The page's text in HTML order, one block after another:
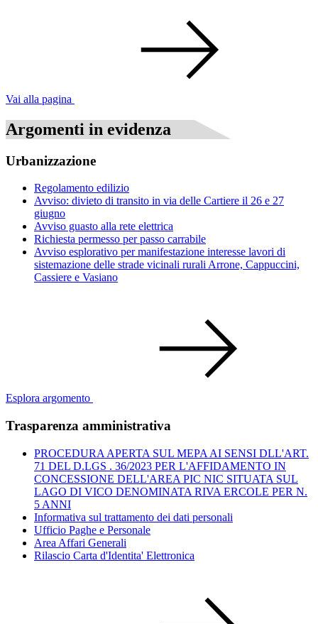
Vai alla pagina
Argomenti in evidenza
Urbanizzazione
Regolamento edilizio
Avviso: divieto di transito in via delle Cartiere il 26 e 27
giugno
Avviso guasto alla rete elettrica
Richiesta permesso per passo carrabile
Avviso esplorativo per manifestazione interesse lavori di
sistemazione delle strade vicinali rurali Arrone, Cappuccini,
Cassiere e Vasiano
Esplora argomento
Trasparenza amministrativa
PROCEDURA APERTA SUL MEPA AI SENSI DLL'ART.
71 DEL D.LGS . 36/2023 PER L'AFFIDAMENTO IN
CONCESSIONE DELL'AREA PIC NIC SITUATA SUL
LAGO DI VICO DENOMINATA RIVA ERCOLE PER N.
5 ANNI
Informativa sul trattamento dei dati personali
Ufficio Paghe e Personale
Area Affari Generali
Rilascio Carta d'Identita' Elettronica